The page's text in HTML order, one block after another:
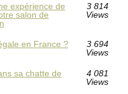
expérience de
salon de
3 814
Views
en France ?
3 694
Views
sa chatte de
4 081
Views